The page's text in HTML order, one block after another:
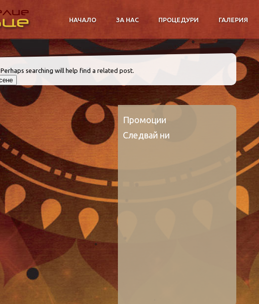
НАЧАЛО ЗА НАС ПРОЦЕДУРИ ГАЛЕРИЯ
searching will help find a related post.
Промоции
Следвай ни